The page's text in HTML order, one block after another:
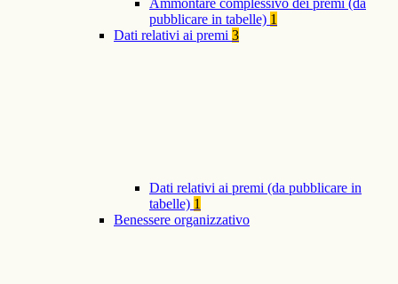
Ammontare complessivo dei premi (da
pubblicare in tabelle) 1
Dati relativi ai premi 3
Dati relativi ai premi (da pubblicare in
tabelle) 1
Benessere organizzativo